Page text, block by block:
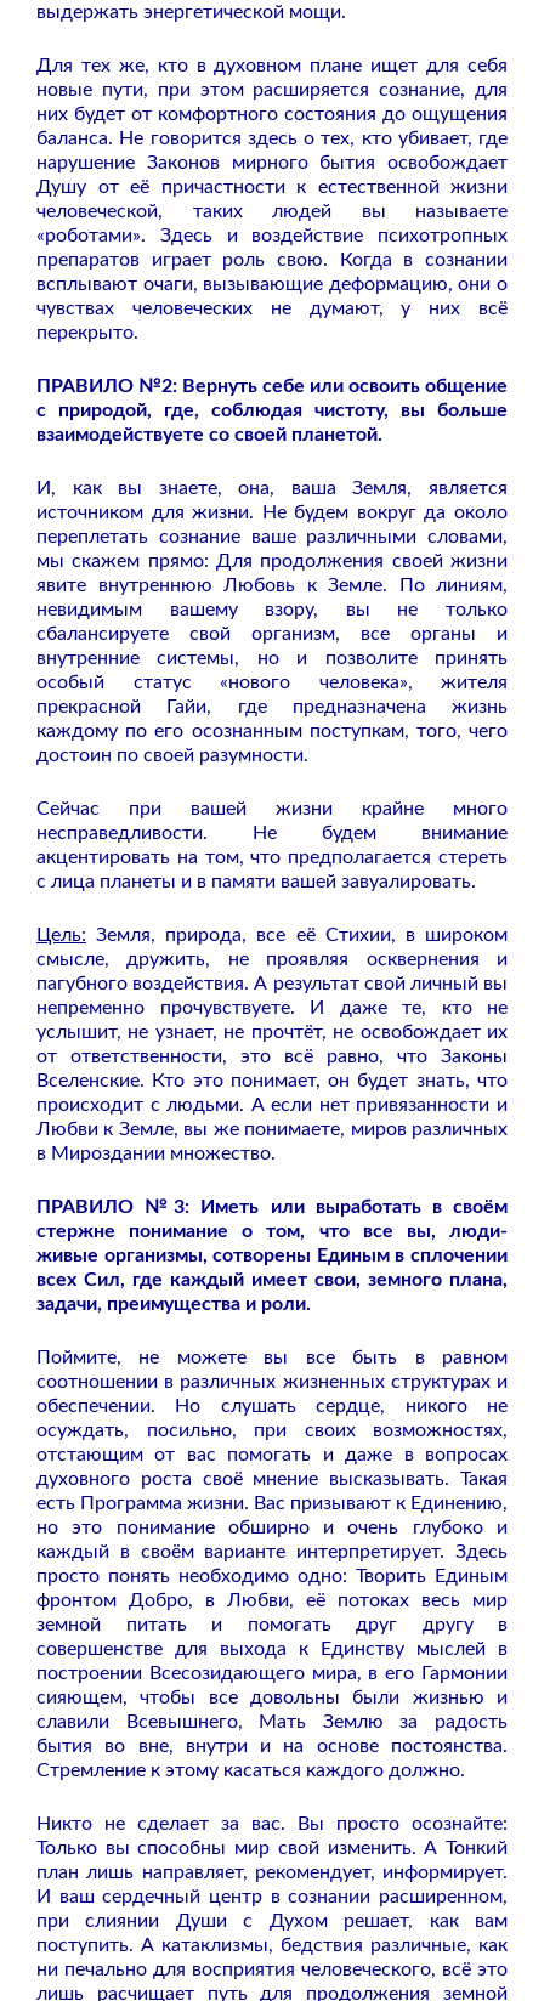
выдержать энергетической мощи.
Для тех же, кто в духовном плане ищет для себя
новые пути, при этом расширяется сознание, для
них будет от комфортного состояния до ощущения
баланса. Не говорится здесь о тех, кто убивает, где
нарушение Законов мирного бытия освобождает
Душу от её причастности к естественной жизни
человеческой, таких людей вы называете
«роботами». Здесь и воздействие психотропных
препаратов играет роль свою. Когда в сознании
всплывают очаги, вызывающие деформацию, они о
чувствах человеческих не думают, у них всё
перекрыто.
ПРАВИЛО №2: Вернуть себе или освоить общение
с природой, где, соблюдая чистоту, вы больше
взаимодействуете со своей планетой.
И, как вы знаете, она, ваша Земля, является
источником для жизни. Не будем вокруг да около
переплетать сознание ваше различными словами,
мы скажем прямо: Для продолжения своей жизни
явите внутреннюю Любовь к Земле. По линиям,
невидимым вашему взору, вы не только
сбалансируете свой организм, все органы и
внутренние системы, но и позволите принять
особый статус «нового человека», жителя
прекрасной Гайи, где предназначена жизнь
каждому по его осознанным поступкам, того, чего
достоин по своей разумности.
Сейчас при вашей жизни крайне много
несправедливости. Не будем внимание
акцентировать на том, что предполагается стереть
с лица планеты и в памяти вашей завуалировать.
Цель: Земля, природа, все её Стихии, в широком
смысле, дружить, не проявляя осквернения и
пагубного воздействия. А результат свой личный вы
непременно прочувствуете. И даже те, кто не
услышит, не узнает, не прочтёт, не освобождает их
от ответственности, это всё равно, что Законы
Вселенские. Кто это понимает, он будет знать, что
происходит с людьми. А если нет привязанности и
Любви к Земле, вы же понимаете, миров различных
в Мироздании множество.
ПРАВИЛО №3: Иметь или выработать в своём
стержне понимание о том, что все вы, люди-
живые организмы, сотворены Единым в сплочении
всех Сил, где каждый имеет свои, земного плана,
задачи, преимущества и роли.
Поймите, не можете вы все быть в равном
соотношении в различных жизненных структурах и
обеспечении. Но слушать сердце, никого не
осуждать, посильно, при своих возможностях,
отстающим от вас помогать и даже в вопросах
духовного роста своё мнение высказывать. Такая
есть Программа жизни. Вас призывают к Единению,
но это понимание обширно и очень глубоко и
каждый в своём варианте интерпретирует. Здесь
просто понять необходимо одно: Творить Единым
фронтом Добро, в Любви, её потоках весь мир
земной питать и помогать друг другу в
совершенстве для выхода к Единству мыслей в
построении Всесозидающего мира, в его Гармонии
сияющем, чтобы все довольны были жизнью и
славили Всевышнего, Мать Землю за радость
бытия во вне, внутри и на основе постоянства.
Стремление к этому касаться каждого должно.
Никто не сделает за вас. Вы просто осознайте:
Только вы способны мир свой изменить. А Тонкий
план лишь направляет, рекомендует, информирует.
И ваш сердечный центр в сознании расширенном,
при слиянии Души с Духом решает, как вам
поступить. А катаклизмы, бедствия различные, как
ни печально для восприятия человеческого, всё это
лишь расчищает путь для продолжения земной